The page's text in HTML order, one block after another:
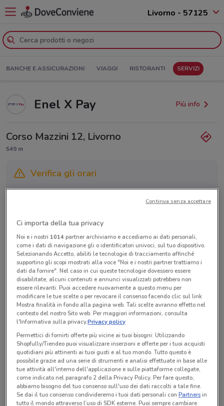
Livorno - 57125
BANCHE E ASSICURAZIONI VIAGGI RISTORANTI SERVIZI
Enel X Pay Più info
Corso Mazzini 12, Livorno
549 m
Verifica gli orari
Gli orari dei negozi possono variare in base agli ultimi
provvedimenti regionali o nazionali. Verifica l’accuratezza
Lunedì n.d.
Martedì n.d.
Mercoledì n.d.
Giovedì n.d.
Venerdì n.d.
Sabato n.d.
Domenica n.d.
Tutte le promozioni di questo negozio
Ci importa della tua privacy
Noi e i nostri 1014partner archiviamo e accediamo ai dati personali,
come i dati di navigazione gli o identificatori univoci, sul tuo dispositivo.
Selezionando Accetto, abiliti le tecnologie di tracciamento affinché
supportino gli scopi mostrati alla voce "Noi e i nostri partner trattiamo i
dati da fornire". Nel caso in cui queste tecnologie dovessero essere
disabilitate, alcuni contenuti e annunci visualizzati potrebbero non
essere rilevanti. Puoi accedere nuovamente a questo menu per
modificare le tue scelte o per revocare il consenso facendo clic sul link
Mostra finalità in fondo alla pagina web. Tali scelte avranno effetto nel
contesto del nostro Sito web. Per maggiori informazioni, consulta
l'Informativa sulla privacy.Privacy policy
Permettici di fornirti offerte più vicine ai tuoi bisogni: Utilizzando
Shopfully/Tiendeo puoi visualizzare inserzioni e offerte per i tuoi acquisti
quotidiani più attinenti ai tuoi gusti e al tuo mondo. Tutto questo è
possibile grazie ad una serie di strumenti e analisi effettuate in base alle
tue attività all'interno dell'applicazione e sulle piattaforme collegate,
come indicato nel paragrafo 2 della Privacy Policy. Per fare questo,
abbiamo bisogno del tuo consenso sull'uso dei dati raccolti a tale fine.
Se dai il tuo consenso condivideremo i tuoi dati personali conPartnersin
tutto il mondo attraverso l’uso di SDK esterne. Puoi sempre cambiare
Continua senza accettare